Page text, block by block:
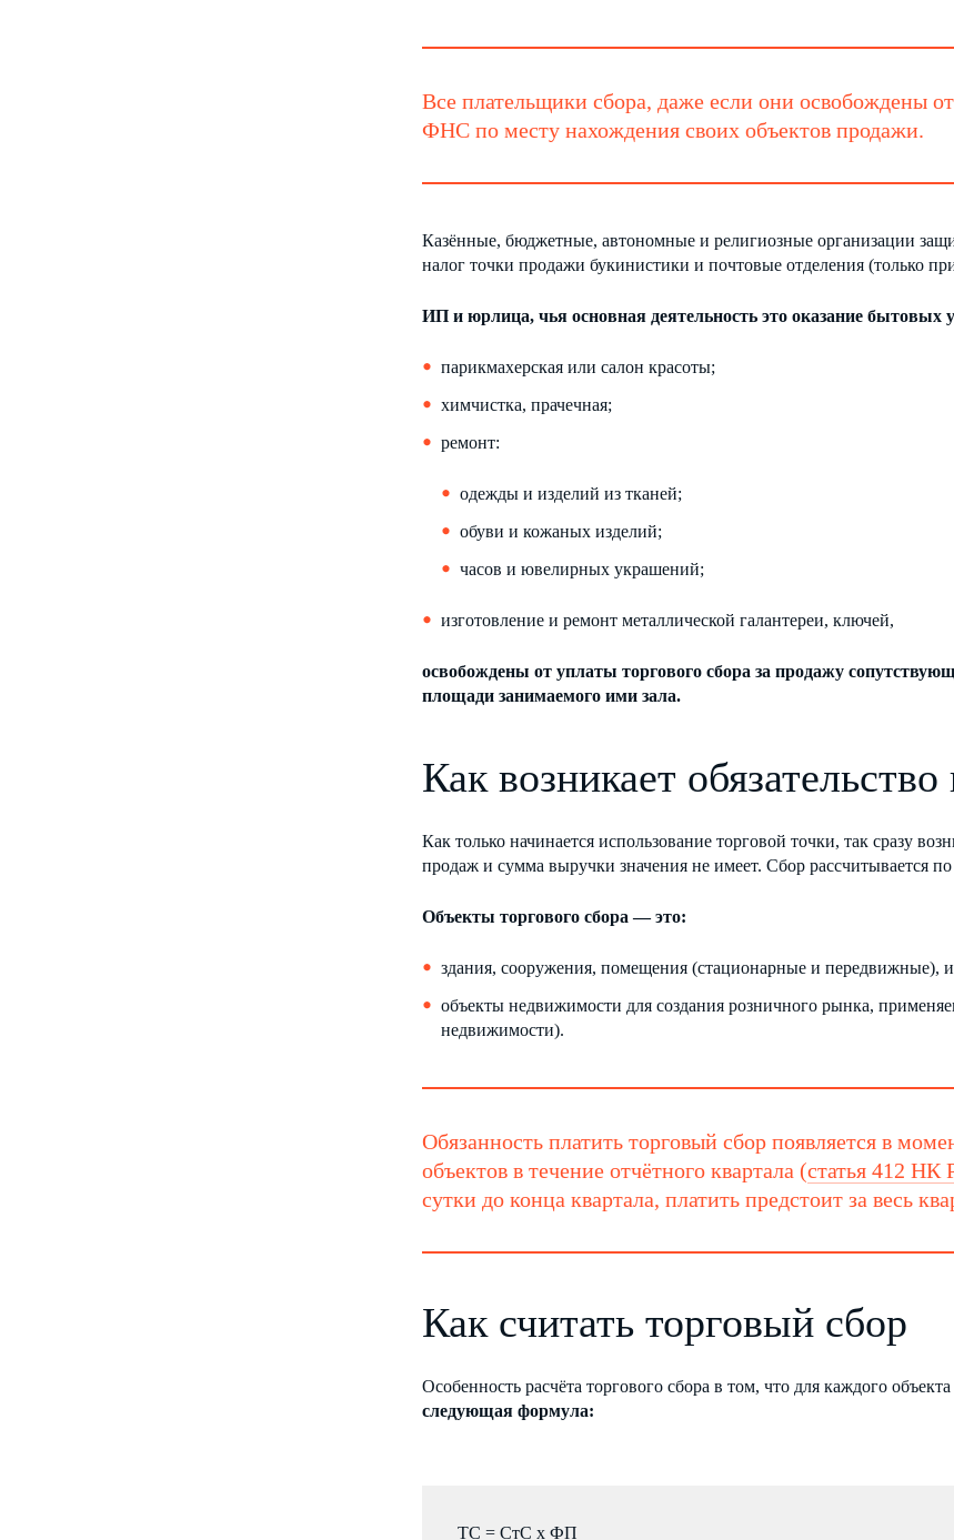
Все плательщики сбора, даже если они освобождены
ФНС по месту нахождения своих объектов продажи.
Казённые, бюджетные, автономные и религиозные организации
налог точки продажи букинистики и почтовые отделения (только
ИП и юрлица, чья основная деятельность это оказание бытовых
парикмахерская или салон красоты;
химчистка, прачечная;
ремонт:
одежды и изделий из тканей;
обуви и кожаных изделий;
часов и ювелирных украшений;
изготовление и ремонт металлической галантереи, ключей,
освобождены от уплаты торгового сбора за продажу
площади занимаемого ими зала.
Как возникает
Как только начинается использование торговой точки, так сразу
продаж и сумма выручки значения не имеет. Сбор рассчитывается
Объекты торгового сбора — это:
здания, сооружения, помещения (стационарные и передвижные),
объекты недвижимости для создания розничного рынка,
недвижимости).
Обязанность платить торговый сбор появляется в
объектов в течение отчётного квартала (статья 412 НК
сутки до конца квартала, платить предстоит за весь
Как считать торговый сбор
Особенность расчёта торгового сбора в том, что для каждого
следующая формула:
ТС = СтС х ФП